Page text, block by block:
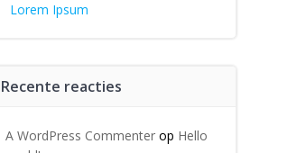
Lorem Ipsum
Recente reacties
A WordPress Commenterop Hello